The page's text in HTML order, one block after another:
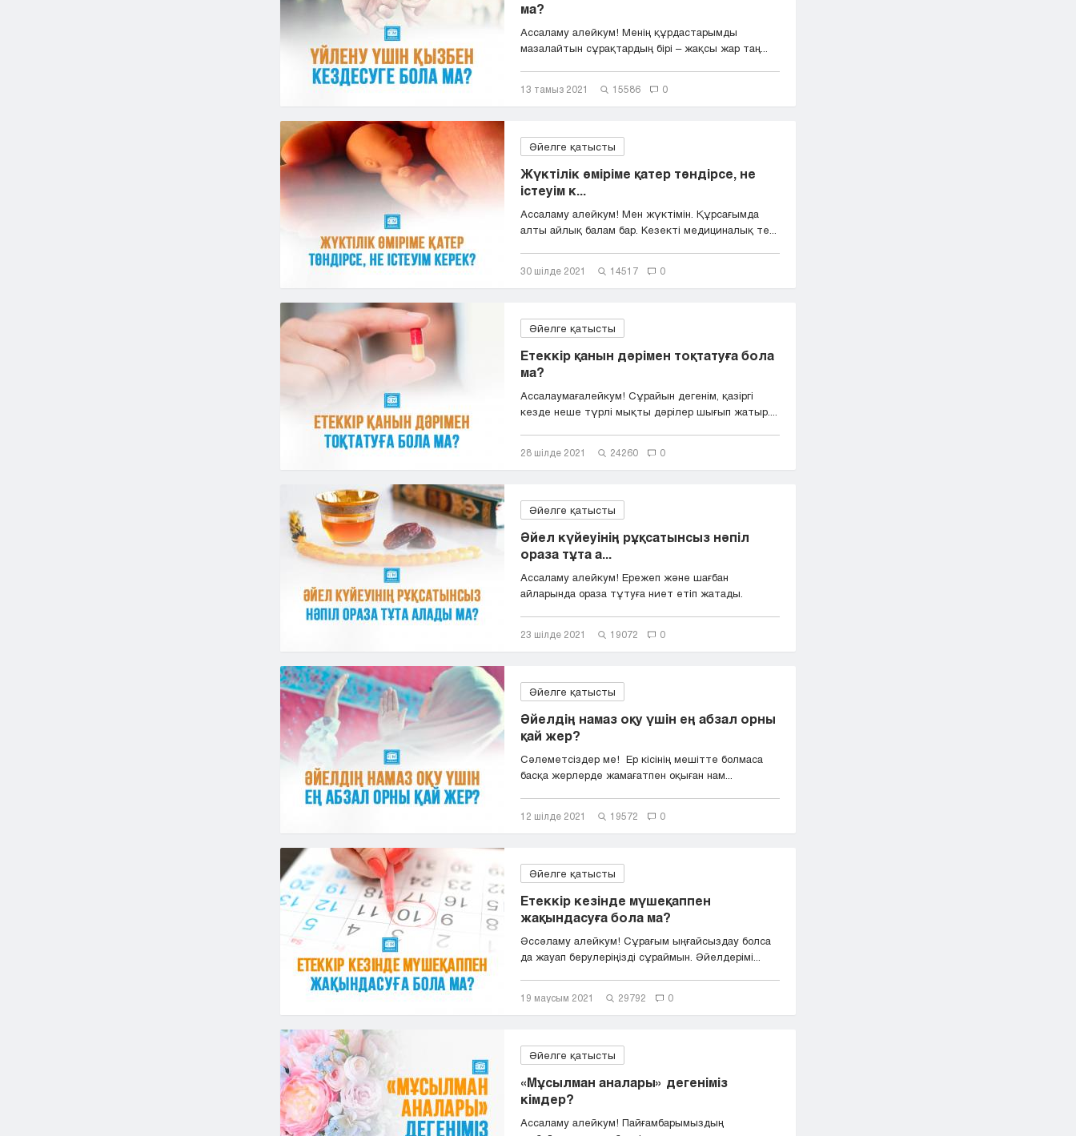
ма?
Ассаламу алейкум! Менің құрдастарымды
мазалайтын сұрақтардың бірі – жақсы жар таң...
13 тамыз 2021 15586 0
Әйелге қатысты
Жүктілік өміріме қатер төндірсе, не
істеуім к...
Ассаламу алейкум! Мен жүктімін. Құрсағымда
алты айлық балам бар. Кезекті медициналық те...
30 шілде 2021 14517 0
Әйелге қатысты
Етеккір қанын дәрімен тоқтатуға бола
ма?
Ассалаумағалейкум! Сұрайын дегенім, қазіргі
кезде неше түрлі мықты дәрілер шығып жатыр....
28 шілде 2021 24260 0
Әйелге қатысты
Әйел күйеуінің рұқсатынсыз нәпіл
ораза тұта а...
Ассаламу алейкум! Ережеп және шағбан
айларында ораза тұтуға ниет етіп жатады.
23 шілде 2021 19072 0
Әйелге қатысты
Әйелдің намаз оқу үшін ең абзал орны
қай жер?
Сәлеметсіздер ме! Ер кісінің мешітте болмаса
басқа жерлерде жамағатпен оқыған нам...
12 шілде 2021 19572 0
Әйелге қатысты
Етеккір кезінде мүшеқаппен
жақындасуға бола ма?
Әссәламу алейкум! Сұрағым ыңғайсыздау болса
да жауап берулеріңізді сұраймын. Әйелдерімі...
19 маусым 2021 29792 0
Әйелге қатысты
«Мұсылман аналары» дегеніміз
кімдер?
Ассаламу алейкум! Пайғамбарымыздың